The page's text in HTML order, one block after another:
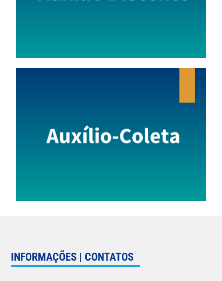
INFORMAÇÕES | CONTATOS